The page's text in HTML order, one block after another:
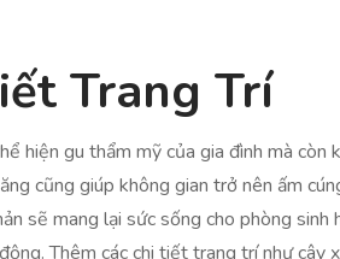
Trang Trí
hiện gu thẩm mỹ của gia đình mà
cũng giúp không gian trở nên ấm
sẽ mang lại sức sống cho phòng
Thêm các chi tiết trang trí như